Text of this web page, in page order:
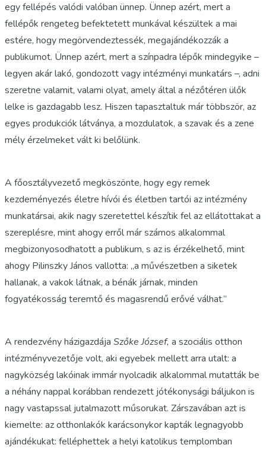
egy fellépés valódi valóban ünnep. Ünnep azért, mert a
fellépők rengeteg befektetett munkával készültek a mai
estére, hogy megörvendeztessék, megajándékozzák a
publikumot. Ünnep azért, mert a színpadra lépők mindegyike –
legyen akár lakó, gondozott vagy intézményi munkatárs –, adni
szeretne valamit, valami olyat, amely által a nézőtéren ülők
lelke is gazdagabb lesz. Hiszen tapasztaltuk már többször, az
egyes produkciók látványa, a mozdulatok, a szavak és a zene
mély érzelmeket vált ki belőlünk.
A főosztályvezető megköszönte, hogy egy remek
kezdeményezés életre hívói és életben tartói az intézmény
munkatársai, akik nagy szeretettel készítik fel az ellátottakat a
szereplésre, mint ahogy erről már számos alkalommal
megbizonyosodhatott a publikum, s az is érzékelhető, mint
ahogy Pilinszky János vallotta: „a művészetben a siketek
hallanak, a vakok látnak, a bénák járnak, minden
fogyatékosság teremtő és magasrendű erővé válhat.”
A rendezvény házigazdája Szőke József, a szociális otthon
intézményvezetője volt, aki egyebek mellett arra utalt: a
nagyközség lakóinak immár nyolcadik alkalommal mutatták be
a néhány nappal korábban rendezett jótékonysági báljukon is
nagy vastapssal jutalmazott műsorukat. Zárszavában azt is
kiemelte: az otthonlakók karácsonykor kapták legnagyobb
ajándékukat: felléphettek a helyi katolikus templomban